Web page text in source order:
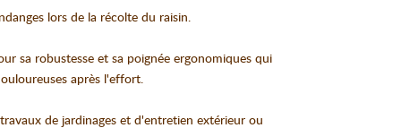
lors de la récolte du raisin.
sa robustesse et sa poignée ergonomiques qui
après l'effort.
de jardinages et d'entretien extérieur ou